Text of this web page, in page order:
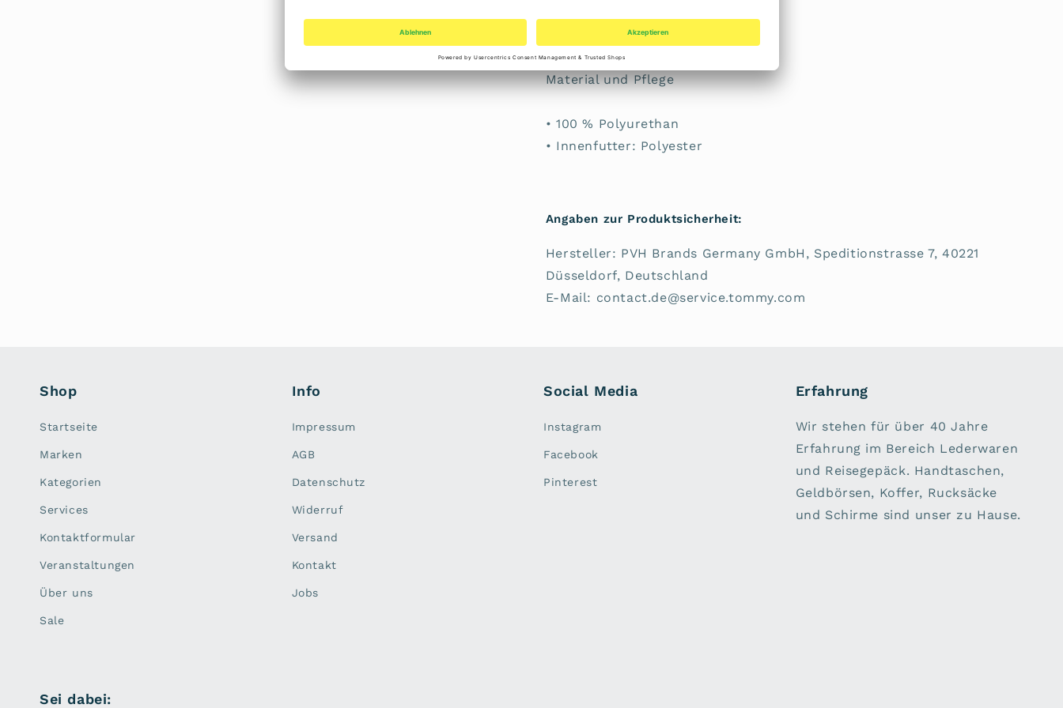
• Tommy Hilfiger-Branding
Material und Pflege
• 100 % Polyurethan
• Innenfutter: Polyester
Angaben zur Produktsicherheit:
Hersteller: PVH Brands Germany GmbH, Speditionstrasse 7, 40221
Düsseldorf, Deutschland
E-Mail: contact.de@service.tommy.com
Shop
Startseite
Marken
Kategorien
Services
Kontaktformular
Veranstaltungen
Über uns
Sale
Info
Impressum
AGB
Datenschutz
Widerruf
Versand
Kontakt
Jobs
Social Media
Instagram
Facebook
Pinterest
Erfahrung
Wir stehen für über 40 Jahre
Erfahrung im Bereich Lederwaren
und Reisegepäck. Handtaschen,
Geldbörsen, Koffer, Rucksäcke
und Schirme sind unser zu Hause.
Sei dabei: